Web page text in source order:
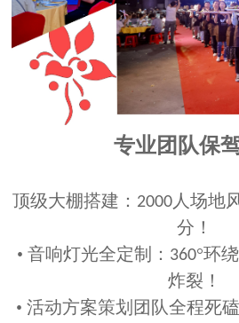
专业团队保
顶级大棚搭建： 2000 人场地
分！
• 音响灯光全定制： 360°环
炸裂！
• 活动方案策划 团队全程死